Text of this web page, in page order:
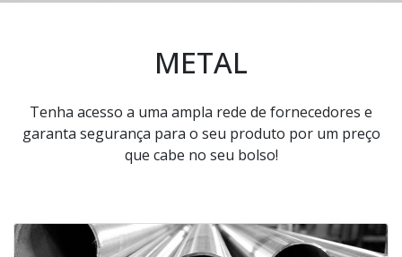
METAL
Tenha acesso a uma ampla rede de fornecedores e
garanta segurança para o seu produto por um preço
que cabe no seu bolso!